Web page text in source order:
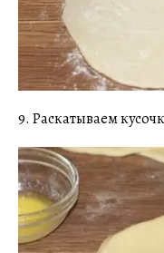
9. Раскатываем